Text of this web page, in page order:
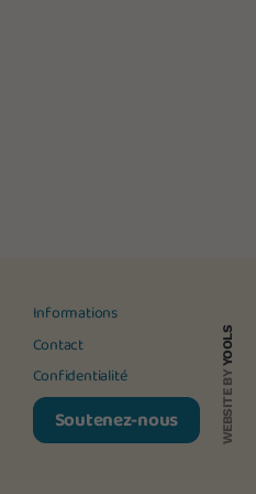
Informations
Contact
Confidentialité
Soutenez-nous WEBSITE BY
YOOLS